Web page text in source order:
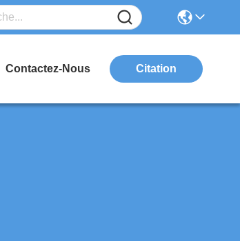
Contactez-Nous Citation